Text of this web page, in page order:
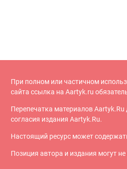
При полном или частичном
сайта ссылка на Aartyk.ru
Перепечатка материалов Aartyk.Ru
согласия издания Aartyk.Ru.
Настоящий ресурс может
Позиция автора и издания могут не